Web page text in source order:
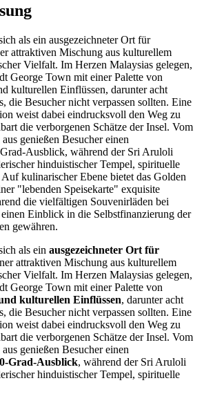
als ein ausgezeichneter Ort für
attraktiven Mischung aus kulturellem
Vielfalt. Im Herzen Malaysias gelegen,
George Town mit einer Palette von
kulturellen Einflüssen, darunter acht
die Besucher nicht verpassen sollten. Eine
weist dabei eindrucksvoll den Weg zu
die verborgenen Schätze der Insel. Vom
genießen Besucher einen
Ausblick, während der Sri Aruloli
hinduistischer Tempel, spirituelle
kulinarischer Ebene bietet das Golden
"lebenden Speisekarte" exquisite
die vielfältigen Souvenirläden bei
Einblick in die Selbstfinanzierung der
gewähren.
als ein ausgezeichneter Ort für
attraktiven Mischung aus kulturellem
Vielfalt. Im Herzen Malaysias gelegen,
George Town mit einer Palette von
kulturellen Einflüssen, darunter acht
die Besucher nicht verpassen sollten. Eine
weist dabei eindrucksvoll den Weg zu
die verborgenen Schätze der Insel. Vom
genießen Besucher einen
Grad-Ausblick, während der Sri Aruloli
hinduistischer Tempel, spirituelle